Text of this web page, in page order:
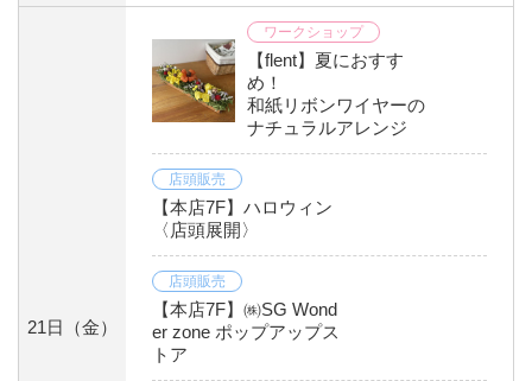
21日 （金）
ワークショップ
【flent】夏におすす
め！
和紙リボンワイヤーの
ナチュラルアレンジ
店頭販売
【本店7F】ハロウィン
〈店頭展開〉
店頭販売
【本店7F】㈱SG Wond
er zone ポップアップス
トア